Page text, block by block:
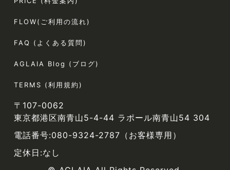
FLOW(ご利用の流れ)
FAQ (よくある質問)
AGLAIA Blog (ブログ)
TERMS (利用規約)
〒107-0062
東京都港区南青山5-4-44 ラポール南青山54 304
電話番号:080-9324-2787（お客様専用）
定休日:なし